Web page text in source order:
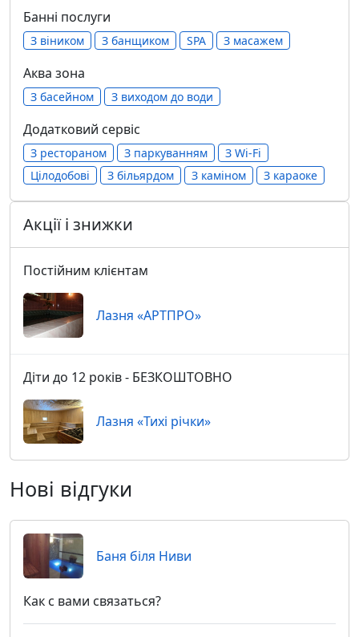
Банні послуги
З віником З банщиком SPA З масажем
Аква зона
З басейном З виходом до води
Додатковий сервіс
З рестораном З паркуванням
З Wi-Fi
Цілодобові
З більярдом З каміном З караоке
Акції і знижки
Постійним клієнтам
Лазня «АРТПРО»
Діти до 12 років - БЕЗКОШТОВНО
Лазня «Тихі річки»
Нові відгуки
Баня біля Ниви
Как с вами связаться?